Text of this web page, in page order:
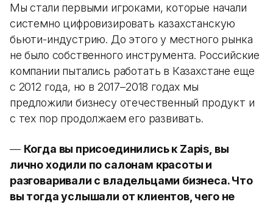
Мы стали первыми игроками, которые начали
системно цифровизировать казахстанскую
бьюти-индустрию. До этого у местного рынка
не было собственного инструмента. Российские
компании пытались работать в Казахстане еще
с 2012 года, но в 2017–2018 годах мы
предложили бизнесу отечественный продукт и
с тех пор продолжаем его развивать.
— Когда вы присоединились к Zapis, вы
лично ходили по салонам красоты и
разговаривали с владельцами бизнеса. Что
вы тогда услышали от клиентов, чего не